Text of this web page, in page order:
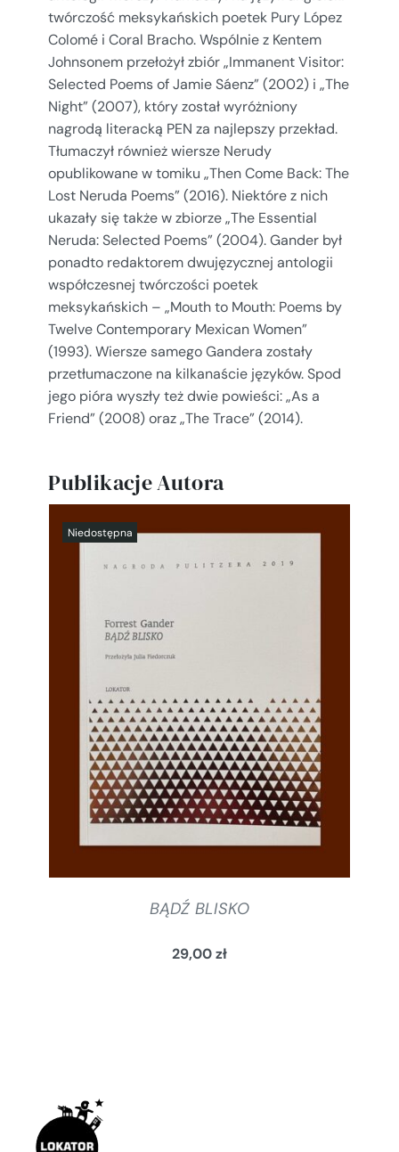
twórczość meksykańskich poetek Pury López
Colomé i Coral Bracho. Wspólnie z Kentem
Johnsonem przełożył zbiór „Immanent Visitor:
Selected Poems of Jamie Sáenz” (2002) i „The
Night” (2007), który został wyróżniony
nagrodą literacką PEN za najlepszy przekład.
Tłumaczył również wiersze Nerudy
opublikowane w tomiku „Then Come Back: The
Lost Neruda Poems” (2016). Niektóre z nich
ukazały się także w zbiorze „The Essential
Neruda: Selected Poems” (2004). Gander był
ponadto redaktorem dwujęzycznej antologii
współczesnej twórczości poetek
meksykańskich – „Mouth to Mouth: Poems by
Twelve Contemporary Mexican Women”
(1993). Wiersze samego Gandera zostały
przetłumaczone na kilkanaście języków. Spod
jego pióra wyszły też dwie powieści: „As a
Friend” (2008) oraz „The Trace” (2014).
Publikacje Autora
SZCZEGÓŁY
BĄDŹ BLISKO
29,00zł